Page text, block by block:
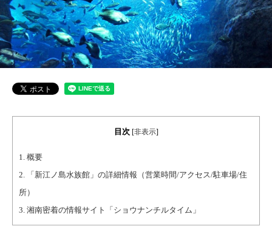
目次 [非表示]
1. 概要
2. 「新江ノ島水族館」の詳細情報（営業時間/アクセス/駐車場/住
所）
3. 湘南密着の情報サイト「ショウナンチルタイム」